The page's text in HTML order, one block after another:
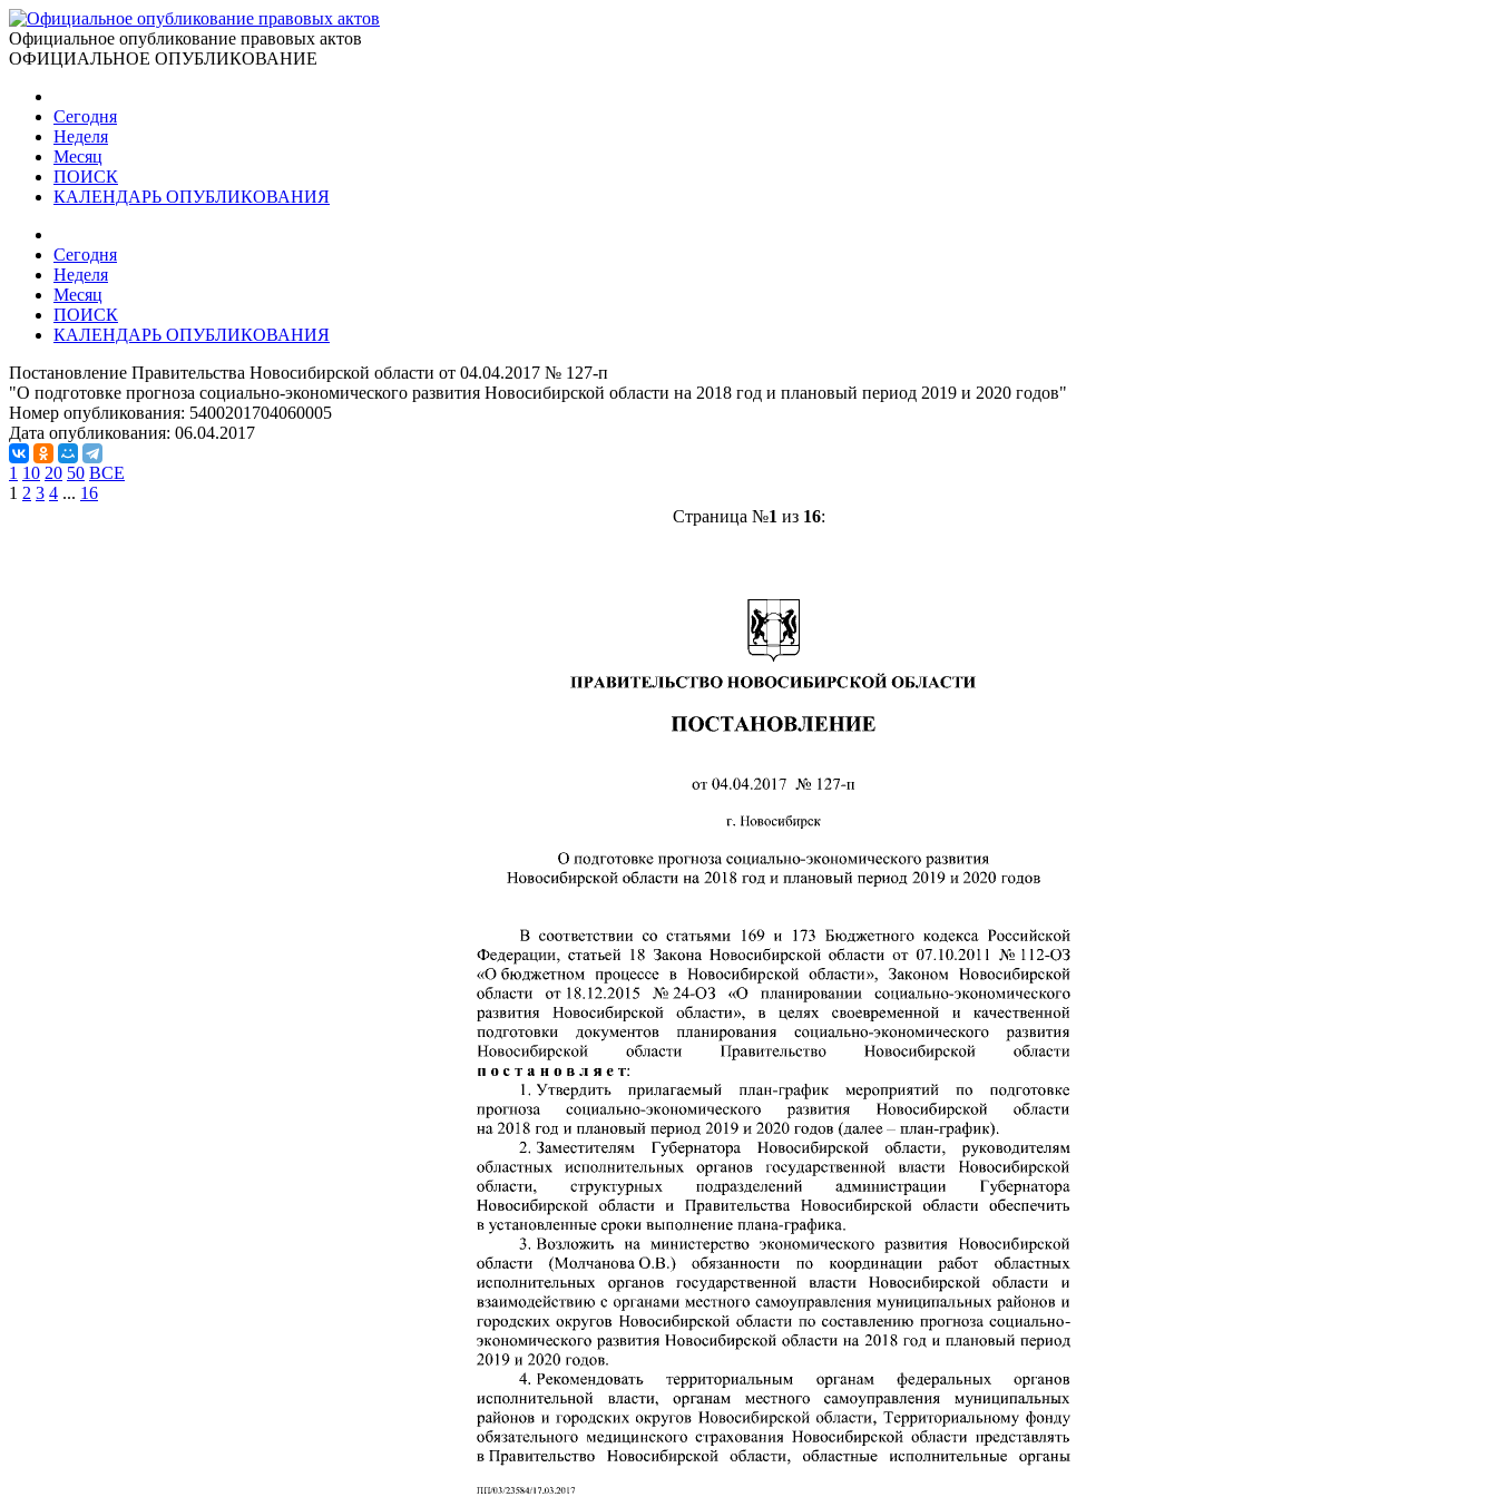
Официальное опубликование правовых актов
ОФИЦИАЛЬНОЕ ОПУБЛИКОВАНИЕ
Сегодня
Неделя
Месяц
ПОИСК
КАЛЕНДАРЬ ОПУБЛИКОВАНИЯ
Сегодня
Неделя
Месяц
ПОИСК
КАЛЕНДАРЬ ОПУБЛИКОВАНИЯ
Постановление Правительства Новосибирской области от 04.04.2017 № 127-п
"О подготовке прогноза социально-экономического развития Новосибирской области на 2018 год и плановый период 2019 и 2020 годов"
Номер опубликования: 5400201704060005
Дата опубликования: 06.04.2017
1 10 20 50 ВСЕ
1 2 3 4 ... 16
Страница №1 из 16: